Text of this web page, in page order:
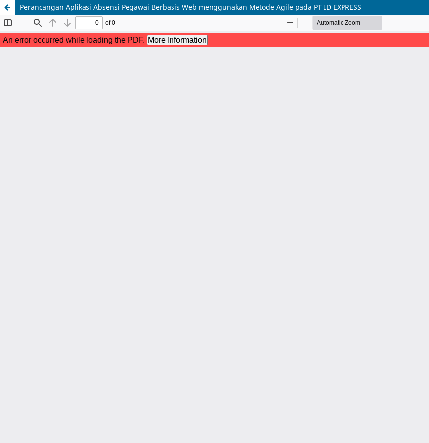
Perancangan Aplikasi Absensi Pegawai Berbasis Web menggunakan Metode Agile pada PT ID EXPRESS